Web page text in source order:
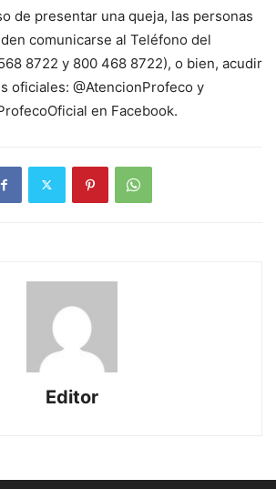
de presentar una queja, las personas
comunicarse al Teléfono del
8722 y 800 468 8722), o bien, acudir
oficiales: @AtencionProfeco y
en Facebook.
Editor